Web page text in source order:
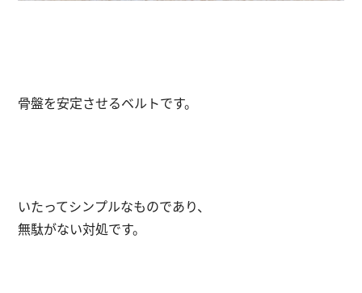
骨盤を安定させるベルトです。
いたってシンプルなものであり、
無駄がない対処です。